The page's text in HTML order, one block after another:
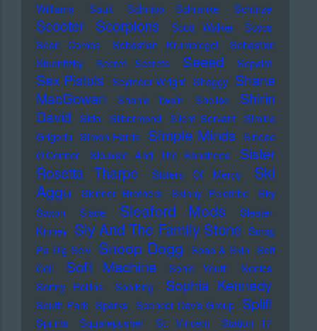
Williams
Sault Schnipo Schranke Schürze
Scooter Scorpions Scott Walker
Scycs
Sean Combs
Sebastian Krumbiegel
Sebastian
Studnitzky
Secret Secrets Seeed Sepalot
Sex Pistols Seymour Wright Shaggy Shane
MacGowan
Shania Twain Shellac
Shirin
David
Sido Silbermond Silent Servant Simina
Grigoriu Simon Harris Simple Minds Sinead
O'Connor
Siouxsie And The Banshees
Sister
Rosetta Tharpe
Sisters Of Mercy
Ski
Aggu
Skinner Brothers Skinny Pelembe
Sky
Saxon
Slade Sleaford Mods
Sleater-
Kinney Sly And The Family Stone Smag
Pa Dig Selv Snoop Dogg Soap & Skin Soft
Cell
Soft Machine Sonic Youth
Sonics
Sonny Rollins
Soolking Sophia Kennedy
South Park Sparks Spencer Davis Group Spliff
Sprints Squarepusher St. Vincent
Station 17